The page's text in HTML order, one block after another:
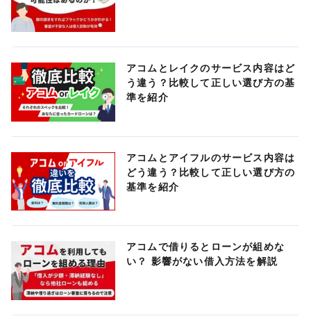
アコムとレイクのサービス内容はど
う違う？比較して正しい選び方の基
準を紹介
アコムとアイフルのサービス内容は
どう違う？比較して正しい選び方の
基準を紹介
アコムで借りるとローンが組めな
い？ 影響がない借入方法を解説